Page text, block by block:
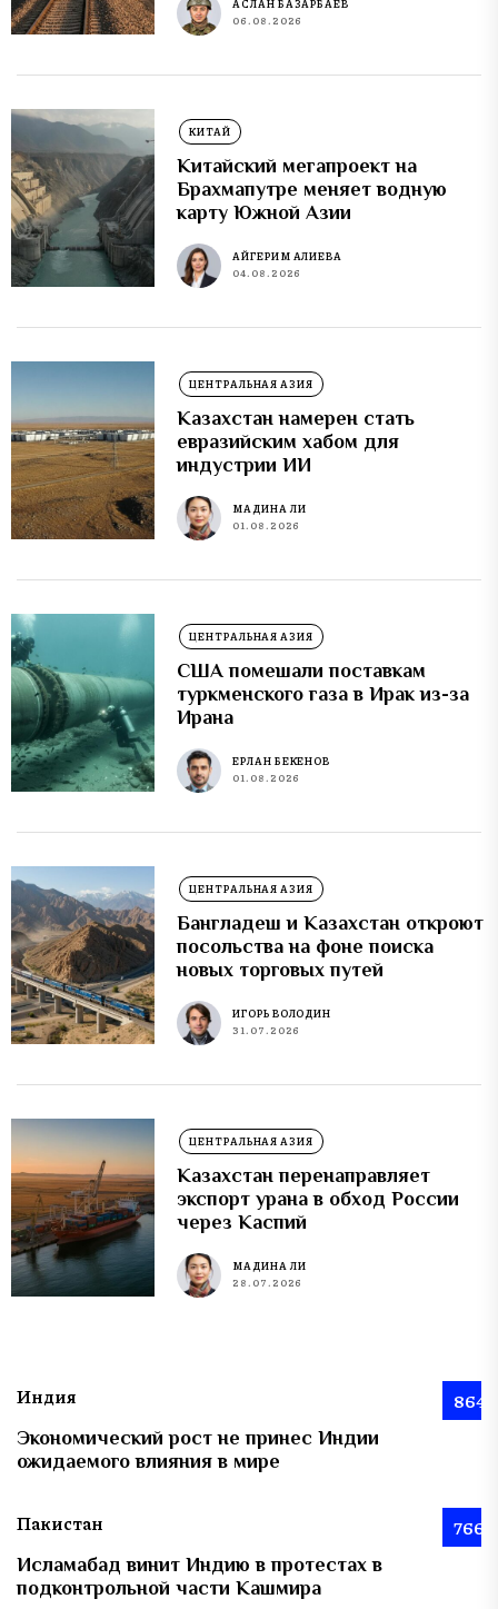
АСЛАН БАЗАРБАЕВ
06.08.2026
КИТАЙ
Китайский мегапроект на
Брахмапутре меняет водную
карту Южной Азии
АЙГЕРИМ АЛИЕВА
04.08.2026
ЦЕНТРАЛЬНАЯ АЗИЯ
Казахстан намерен стать
евразийским хабом для
индустрии ИИ
МАДИНА ЛИ
01.08.2026
ЦЕНТРАЛЬНАЯ АЗИЯ
США помешали поставкам
туркменского газа в Ирак из-за
Ирана
ЕРЛАН БЕКЕНОВ
01.08.2026
ЦЕНТРАЛЬНАЯ АЗИЯ
Бангладеш и Казахстан откроют
посольства на фоне поиска
новых торговых путей
ИГОРЬ ВОЛОДИН
31.07.2026
ЦЕНТРАЛЬНАЯ АЗИЯ
Казахстан перенаправляет
экспорт урана в обход России
через Каспий
МАДИНА ЛИ
28.07.2026
Индия 864
Экономический рост не принес Индии
ожидаемого влияния в мире
Пакистан 766
Исламабад винит Индию в протестах в
подконтрольной части Кашмира